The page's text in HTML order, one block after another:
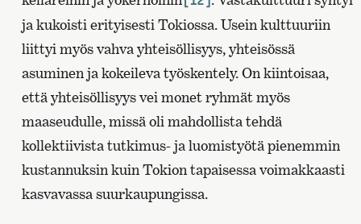
ja kukoisti erityisesti Tokiossa. Usein kulttuuriin
liittyi myös vahva yhteisöllisyys, yhteisössä
asuminen ja kokeileva työskentely. On kiintoisaa,
että yhteisöllisyys vei monet ryhmät myös
maaseudulle, missä oli mahdollista tehdä
kollektiivista tutkimus- ja luomistyötä pienemmin
kustannuksin kuin Tokion tapaisessa voimakkaasti
kasvavassa suurkaupungissa.